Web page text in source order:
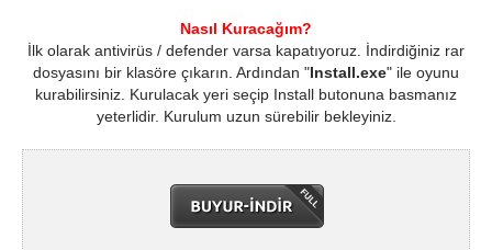
Nasıl Kuracağım?
İlk olarak antivirüs / defender varsa kapatıyoruz. İndirdiğiniz rar
dosyasını bir klasöre çıkarın. Ardından "Install.exe" ile oyunu
kurabilirsiniz. Kurulacak yeri seçip Install butonuna basmanız
yeterlidir. Kurulum uzun sürebilir bekleyiniz.